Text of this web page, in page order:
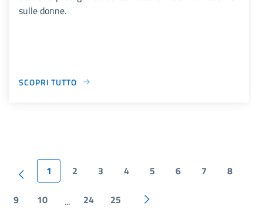
sulle donne.
SCOPRI TUTTO
1 2 3 4 5 6 7 8
9 10 ... 24 25